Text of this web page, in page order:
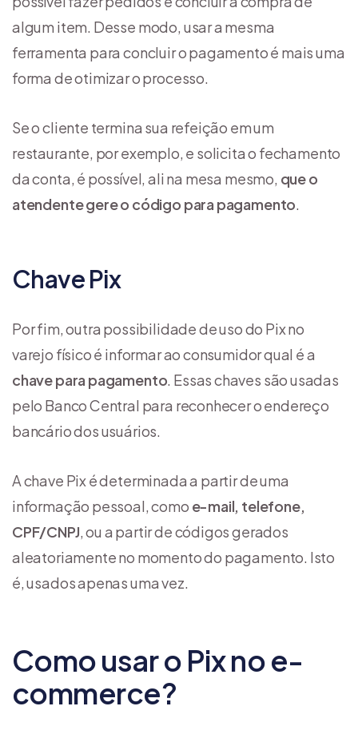
algum item. Desse modo, usar a mesma
ferramenta para concluir o pagamento é mais uma
forma de otimizar o processo.
Se o cliente termina sua refeição em um
restaurante, por exemplo, e solicita o fechamento
da conta, é possível, ali na mesa mesmo, que o
atendente gere o código para pagamento.
Chave Pix
Por fim, outra possibilidade de uso do Pix no
varejo físico é informar ao consumidor qual é a
chave para pagamento. Essas chaves são usadas
pelo Banco Central para reconhecer o endereço
bancário dos usuários.
A chave Pix é determinada a partir de uma
informação pessoal, como e-mail, telefone,
CPF/CNPJ, ou a partir de códigos gerados
aleatoriamente no momento do pagamento. Isto
é, usados apenas uma vez.
Como usar o Pix no e-
commerce?